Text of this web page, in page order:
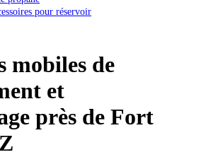
pour réservoir
mobiles de
et
près de Fort